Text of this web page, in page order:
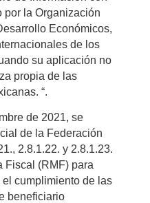
por la Organización
Económicos,
de los
su aplicación no
propia de las
“.
de 2021, se
de la Federación
2.8.1.22. y 2.8.1.23.
Fiscal (RMF) para
cumplimiento de las
beneficiario